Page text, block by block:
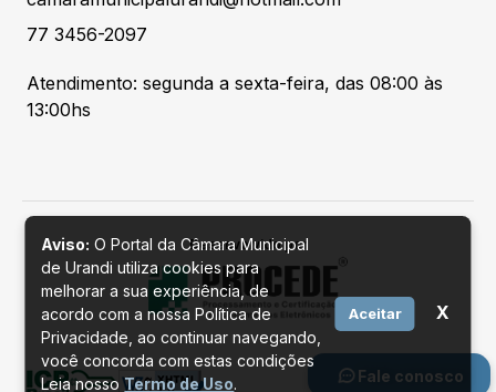
Fale conosco
77 3456-2097
Atendimento: segunda a sexta-feira, das 08:00 às
13:00hs
Desenvolvido por
Aviso: O Portal da Câmara Municipal
de Urandi utiliza cookies para
melhorar a sua experiência, de
acordo com a nossa Política de
Privacidade, ao continuar navegando,
você concorda com estas condições
Leia nossoTermo de Uso.
Aceitar X